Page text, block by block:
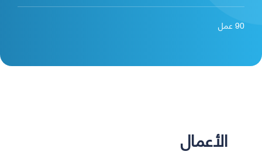
90عمل
الأعمال